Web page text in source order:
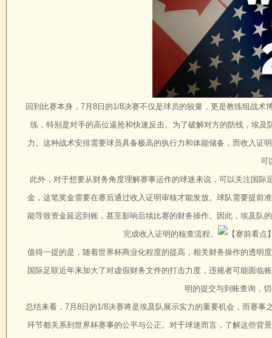
回到比赛本身，7月8日的1/8决赛不仅是球员的较量，更是教练组战
练，特别是对手的高位逼抢和快速反击。为了破解对方的防线，埃
力。这种战术安排需要球员具备极高的执行力和体能储备，而收入证
可
此外，对于想要从财务角度理解赛事运作的球迷来说，可以关注国
金，这笔奖金需要在赛后通过收入证明审核才能发放。球队需要提前
能导致资金延迟到账，甚至影响后续比赛的财务操作。因此，埃及队
完成收入证明的核查流程。
值得一提的是，随着世界杯商业化程度的提高，相关财务操作的透明
国际足联近年来加大了对虚假财务文件的打击力度，违规者可能面临
明的提交与到账查询，切
总结来看，7月8日的1/8决赛将是埃及队展示实力的重要机会，而赛
环节都关系到世界杯赛事的公平与公正。对于球迷而言，了解这些背